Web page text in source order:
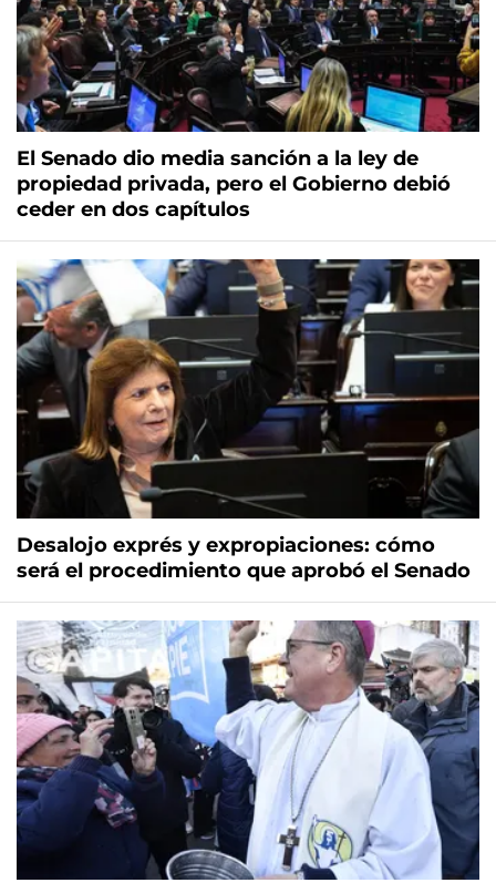
El Senado dio media sanción a la ley de
propiedad privada, pero el Gobierno debió
ceder en dos capítulos
Desalojo exprés y expropiaciones: cómo
será el procedimiento que aprobó el Senado